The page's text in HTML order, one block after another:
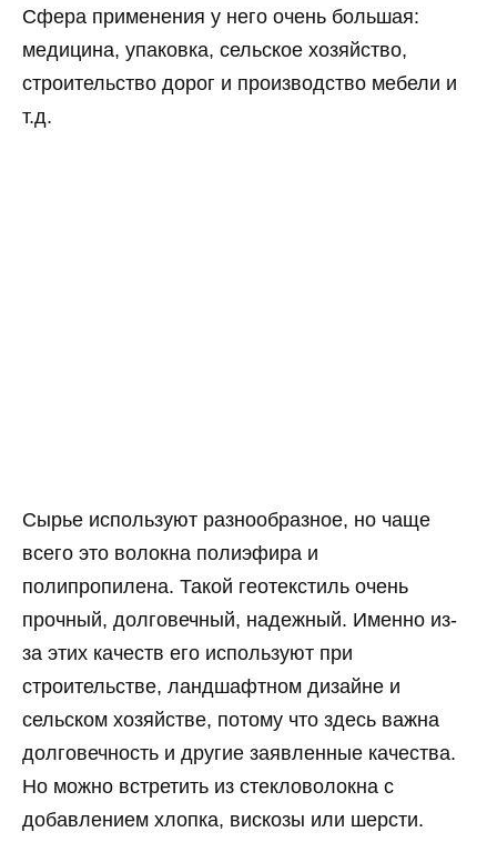
Сфера применения у него очень большая:
медицина, упаковка, сельское хозяйство,
строительство дорог и производство мебели и
т.д.
Сырье используют разнообразное, но чаще
всего это волокна полиэфира и
полипропилена. Такой геотекстиль очень
прочный, долговечный, надежный. Именно из-
за этих качеств его используют при
строительстве, ландшафтном дизайне и
сельском хозяйстве, потому что здесь важна
долговечность и другие заявленные качества.
Но можно встретить из стекловолокна с
добавлением хлопка, вискозы или шерсти.